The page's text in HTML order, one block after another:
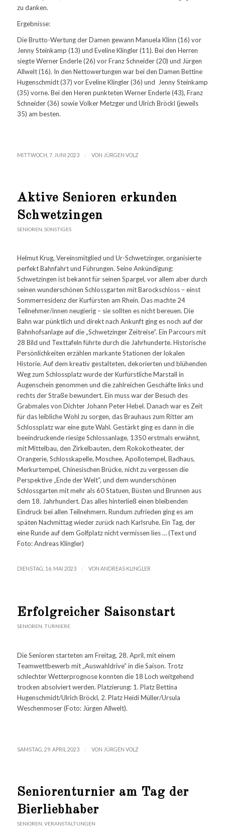
zu danken.
Ergebnisse:
Die Brutto-Wertung der Damen gewann Manuela Klinn (16) vor
Jenny Steinkamp (13) und Eveline Klingler (11). Bei den Herren
siegte Werner Enderle (26) vor Franz Schneider (20) und Jürgen
Allwelt (16). In den Nettowertungen war bei den Damen Bettine
Hugenschmidt (37) vor Eveline Klingler (36) und Jenny Steinkamp
(35) vorne. Bei den Heren punkteten Werner Enderle (43), Franz
Schneider (36) sowie Volker Metzger und Ulrich Bröckl (jeweils
35) am besten.
MITTWOCH, 7. JUNI 2023 / VON JÜRGEN VOLZ
Aktive Senioren erkunden
Schwetzingen
SENIOREN SONSTIGES
Helmut Krug, Vereinsmitglied und Ur-Schwetzinger, organisierte
perfekt Bahnfahrt und Führungen. Seine Ankündigung:
Schwetzingen ist bekannt für seinen Spargel, vor allem aber durch
seinen wunderschönen Schlossgarten mit Barockschloss – einst
Sommerresidenz der Kurfürsten am Rhein. Das machte 24
Teilnehmer/innen neugierig – sie sollten es nicht bereuen. Die
Bahn war pünktlich und direkt nach Ankunft ging es noch auf der
Bahnhofsanlage auf die „Schwetzinger Zeitreise“. Ein Parcours mit
28 Bild und Texttafeln führte durch die Jahrhunderte. Historische
Persönlichkeiten erzählen markante Stationen der lokalen
Historie. Auf dem kreativ gestalteten, dekorierten und blühenden
Weg zum Schlossplatz wurde der Kurfürstliche Marstall in
Augenschein genommen und die zahlreichen Geschäfte links und
rechts der Straße bewundert. Ein muss war der Besuch des
Grabmales von Dichter Johann Peter Hebel. Danach war es Zeit
für das leibliche Wohl zu sorgen, das Brauhaus zum Ritter am
Schlossplatz war eine gute Wahl. Gestärkt ging es dann in die
beeindruckende riesige Schlossanlage, 1350 erstmals erwähnt,
mit Mittelbau, den Zirkelbauten, dem Rokokotheater, der
Orangerie, Schlosskapelle, Moschee, Apollotempel, Badhaus,
Merkurtempel, Chinesischen Brücke, nicht zu vergessen die
Perspektive „Ende der Welt“, und dem wunderschönen
Schlossgarten mit mehr als 60 Statuen, Büsten und Brunnen aus
dem 18. Jahrhundert. Das alles hinterließ einen bleibenden
Eindruck bei allen Teilnehmern. Rundum zufrieden ging es am
späten Nachmittag wieder zurück nach Karlsruhe. Ein Tag, der
eine Runde auf dem Golfplatz nicht vermissen lies … (Text und
Foto: Andreas Klingler)
DIENSTAG, 16. MAI 2023 / VON ANDREAS KLINGLER
Erfolgreicher Saisonstart
SENIOREN,TURNIERE
Die Senioren starteten am Freitag, 28. April, mit einem
Teamwettbewerb mit „Auswahldrive“ in die Saison. Trotz
schlechter Wetterprognose konnten die 18 Loch weitgehend
trocken absolviert werden. Platzierung: 1. Platz Bettina
Hugenschmidt/Ulrich Bröckl, 2. Platz Heidi Müller/Ursula
Weschenmoser (Foto: Jürgen Allwelt).
SAMSTAG, 29. APRIL 2023 / VON JÜRGEN VOLZ
Seniorenturnier am Tag der
Bierliebhaber
SENIOREN VERANSTALTUNGEN